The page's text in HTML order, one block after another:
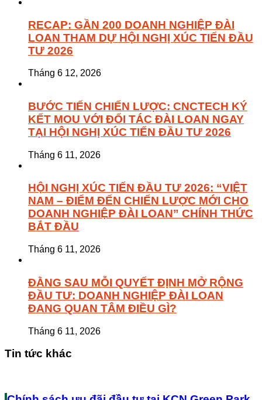
RECAP: GẦN 200 DOANH NGHIỆP ĐÀI
LOAN THAM DỰ HỘI NGHỊ XÚC TIẾN ĐẦU
TƯ 2026
Tháng 6 12, 2026
BƯỚC TIẾN CHIẾN LƯỢC: CNCTECH KÝ
KẾT MOU VỚI ĐỐI TÁC ĐÀI LOAN NGAY
TẠI HỘI NGHỊ XÚC TIẾN ĐẦU TƯ 2026
Tháng 6 11, 2026
HỘI NGHỊ XÚC TIẾN ĐẦU TƯ 2026: “VIỆT
NAM – ĐIỂM ĐẾN CHIẾN LƯỢC MỚI CHO
DOANH NGHIỆP ĐÀI LOAN” CHÍNH THỨC
BẮT ĐẦU
Tháng 6 11, 2026
ĐẰNG SAU MỖI QUYẾT ĐỊNH MỞ RỘNG
ĐẦU TƯ: DOANH NGHIỆP ĐÀI LOAN
ĐANG QUAN TÂM ĐIỀU GÌ?
Tháng 6 11, 2026
Tin tức khác